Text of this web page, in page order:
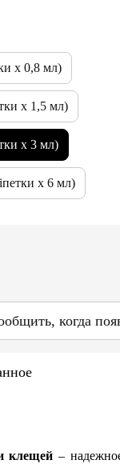
х 0,8 мл)
х 1,5 мл)
х 3 мл)
х 6 мл)
когда
клещей –